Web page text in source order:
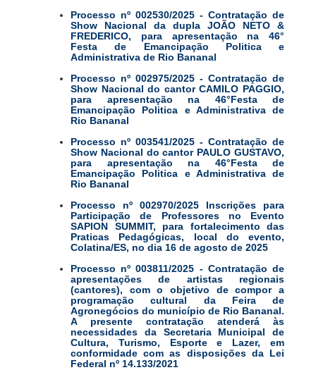
Processo nº 002530/2025 - Contratação de
Show Nacional da dupla JOÃO NETO &
FREDERICO, para apresentação na 46°
Festa de Emancipação Politica e
Administrativa de Rio Bananal
Processo nº 002975/2025 - Contratação de
Show Nacional do cantor CAMILO PAGGIO,
para apresentação na 46°Festa de
Emancipação Politica e Administrativa de
Rio Bananal
Processo nº 003541/2025 - Contratação de
Show Nacional do cantor PAULO GUSTAVO,
para apresentação na 46°Festa de
Emancipação Politica e Administrativa de
Rio Bananal
Processo nº 002970/2025 Inscrições para
Participação de Professores no Evento
SAPION SUMMIT, para fortalecimento das
Praticas Pedagógicas, local do evento,
Colatina/ES, no dia 16 de agosto de 2025
Processo nº 003811/2025 - Contratação de
apresentações de artistas regionais
(cantores), com o objetivo de compor a
programação cultural da Feira de
Agronegócios do município de Rio Bananal.
A presente contratação atenderá às
necessidades da Secretaria Municipal de
Cultura, Turismo, Esporte e Lazer, em
conformidade com as disposições da Lei
Federal nº 14.133/2021